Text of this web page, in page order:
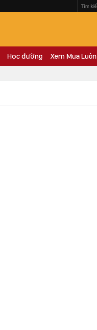
Học đường Xem Mua Luôn